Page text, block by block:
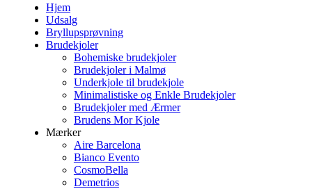
Hjem
Udsalg
Bryllupsprøvning
Brudekjoler
Bohemiske brudekjoler
Brudekjoler i Malmø
Underkjole til brudekjole
Minimalistiske og Enkle Brudekjoler
Brudekjoler med Ærmer
Brudens Mor Kjole
Mærker
Aire Barcelona
Bianco Evento
CosmoBella
Demetrios